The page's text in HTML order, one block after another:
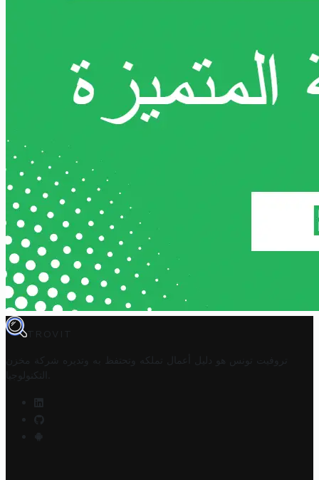
TROVIT
تروفيت تونس هو دليل أعمال تملكه وتحتفظ به وتديره
شركة مخزن
التكنولوجيا